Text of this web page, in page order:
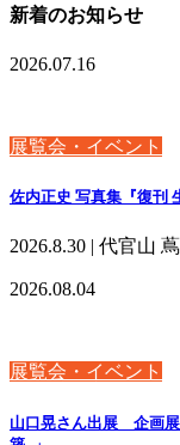
新着のお知らせ
2026.07.16
展覧会・イベント
佐内正史 写真集『復刊
2026.8.30 | 代官山
2026.08.04
展覧会・イベント
山口晃さん出展 企画展